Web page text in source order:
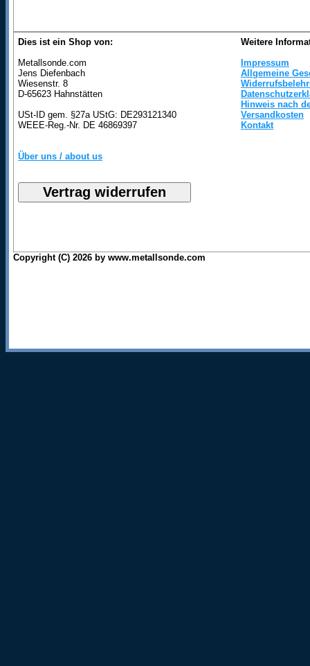
Dies ist ein Shop von:
Metallsonde.com
Jens Diefenbach
Wiesenstr. 8
D-65623 Hahnstätten
USt-ID gem. §27a UStG: DE293121340
WEEE-Reg.-Nr. DE 46869397
Über uns / about us
Weitere
Impressum
Allgemeine
Hinweis nach
Versandkosten
Kontakt
Copyright (C) 2026 by www.metallsonde.com